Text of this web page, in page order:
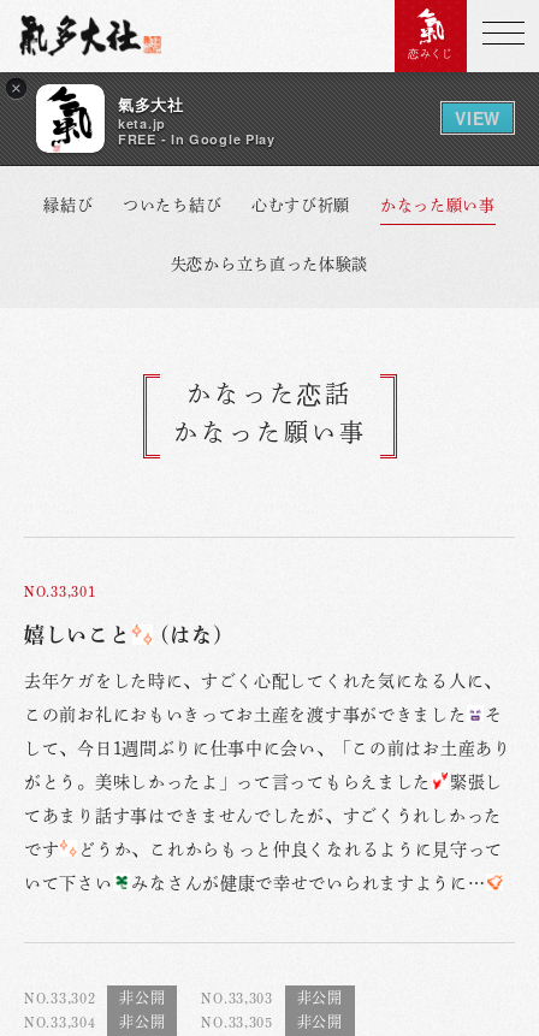
×
氣多大社
keta.jp
FREE - In Google Play
VIEW
恋みくじ
縁結び ついたち結び 心むすび祈願 かなった願い事
失恋から立ち直った体験談
かなった恋話
かなった願い事
NO.33,301
嬉しいこと (はな)
去年ケガをした時に、すごく心配してくれた気になる人に、
この前お礼におもいきってお土産を渡す事ができました
そ
して、今日1週間ぶりに仕事中に会い、「この前はお土産あり
がとう。美味しかったよ」って言ってもらえました
緊張し
てあまり話す事はできませんでしたが、すごくうれしかった
です
どうか、これからもっと仲良くなれるように見守って
いて下さい
みなさんが健康で幸せでいられますように…
NO.33,302
NO.33,303
NO.33,304
NO.33,305